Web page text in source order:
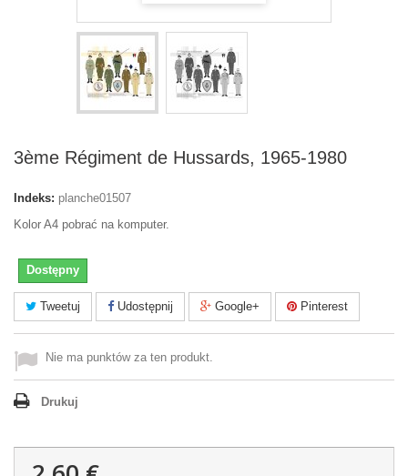
3ème Régiment de Hussards, 1965-1980
Indeks: planche01507
Kolor A4 pobrać na komputer.
Dostępny
Tweetuj Udostępnij Google+ Pinterest
Nie ma punktów za ten produkt.
Drukuj